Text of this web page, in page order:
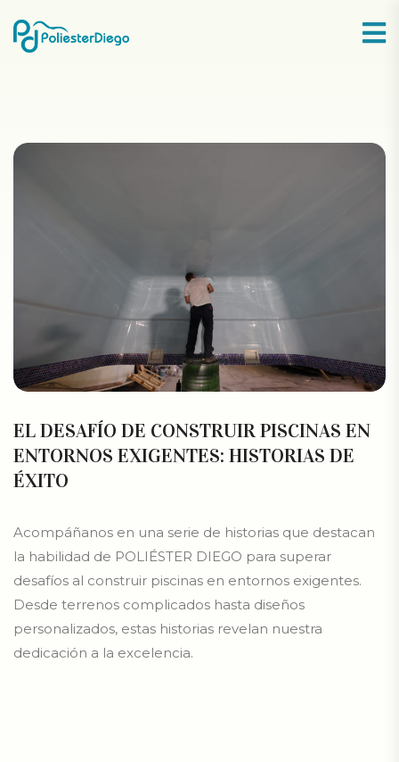
EL DESAFÍO DE CONSTRUIR PISCINAS EN
ENTORNOS EXIGENTES: HISTORIAS DE
ÉXITO
Acompáñanos en una serie de historias que destacan
la habilidad de POLIÉSTER DIEGO para superar
desafíos al construir piscinas en entornos exigentes.
Desde terrenos complicados hasta diseños
personalizados, estas historias revelan nuestra
dedicación a la excelencia.